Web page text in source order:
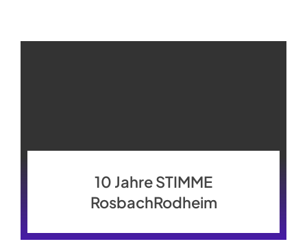
10 Jahre STIMME
RosbachRodheim